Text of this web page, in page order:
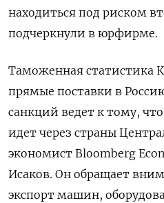
находиться под риском
подчеркнули в юрфирме.
Таможенная статистика
прямые поставки в
санкций ведет к тому,
идет через страны
экономист Bloomberg
Исаков. Он обращает
экспорт машин,